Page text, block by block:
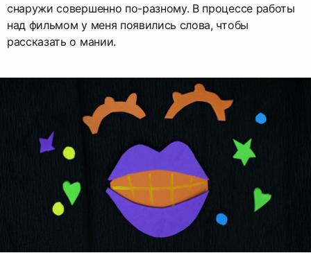
снаружи совершенно по-разному. В процессе работы
над фильмом у меня появились слова, чтобы
рассказать о мании.